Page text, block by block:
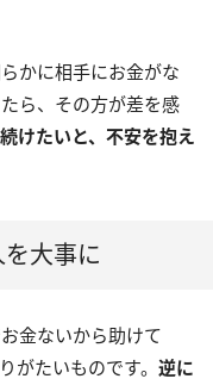
かに相手にお金がな
ら、その方が差を感
けたいと、不安を抱え
を大事に
金ないから助けて
がたいものです。 逆に